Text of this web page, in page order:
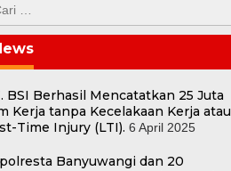
BSI Berhasil Mencatatkan 25 Juta
Kerja tanpa Kecelakaan Kerja atau
Time Injury (LTI). 6 April 2025
Banyuwangi dan 20